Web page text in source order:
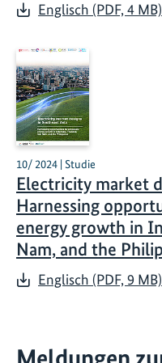
Englisch (PDF, 4 MB)
10/ 2024 | Studie
Electricity market
Harnessing
energy growth in
Nam, and the
Englisch (PDF, 9 MB)